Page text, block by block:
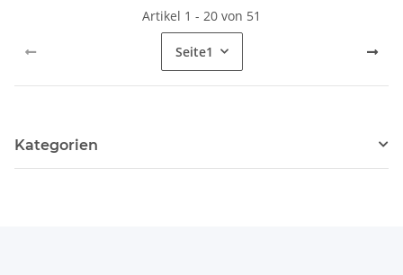
Artikel 1 - 20 von 51
Seite1
Kategorien